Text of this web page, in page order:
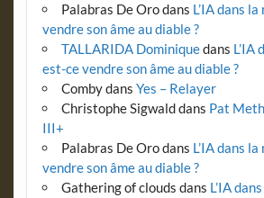
Palabras De Orodans L’IA dans
vendre son âme au diable ?
TALLARIDA Dominiquedans L’IA
est-ce vendre son âme au diable ?
Combydans Yes – Relayer
Christophe Sigwalddans Pat
III+
Palabras De Orodans L’IA dans
vendre son âme au diable ?
Gathering of clouds dans L’IA